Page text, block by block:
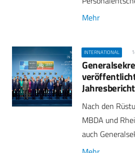
Mehr
INTERNATIONAL
Jahresbericht
Nach den
MBDA und
auch